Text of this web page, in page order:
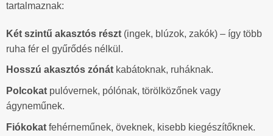
tartalmaznak:
Két szintű akasztós részt (ingek, blúzok, zakók) – így több
ruha fér el gyűrődés nélkül.
Hosszú akasztós zónát kabátoknak, ruháknak.
Polcokat pulóvernek, pólónak, törölközőnek vagy
ágyneműnek.
Fiókokat fehérneműnek, öveknek, kisebb kiegészítőknek.